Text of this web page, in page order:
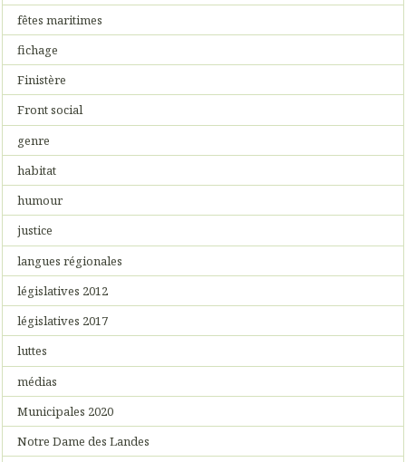
fêtes maritimes
fichage
Finistère
Front social
genre
habitat
humour
justice
langues régionales
législatives 2012
législatives 2017
luttes
médias
Municipales 2020
Notre Dame des Landes